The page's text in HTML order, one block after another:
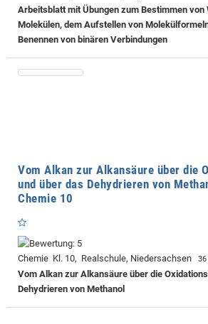
Arbeitsblatt mit Übungen zum Bestimmen von
Molekülen, dem Aufstellen von
Benennen von binären Verbindungen
Vom Alkan zur Alkansäure über die
und über das Dehydrieren von
Chemie 10
Chemie Kl. 10, Realschule, Niedersachsen 36
Vom Alkan zur Alkansäure über die
Dehydrieren von Methanol